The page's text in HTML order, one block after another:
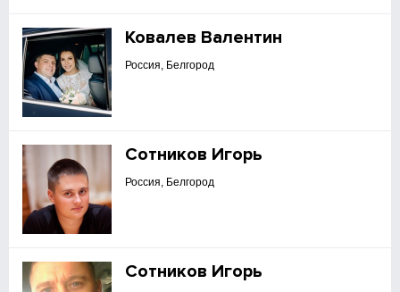
Ковалев Валентин
Россия, Белгород
Сотников Игорь
Россия, Белгород
Сотников Игорь